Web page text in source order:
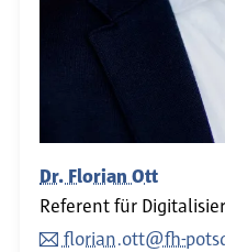
Dr. Florian Ott
Referent für
florian.ott@fh-